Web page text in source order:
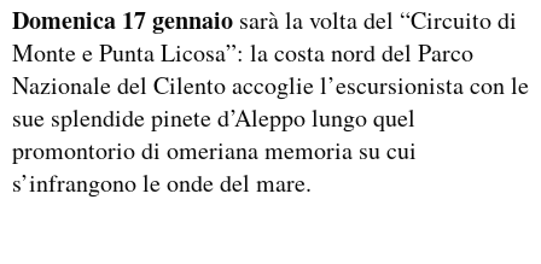
Domenica 17 gennaio sarà la volta del “Circuito di
Monte e Punta Licosa”: la costa nord del Parco
Nazionale del Cilento accoglie l’escursionista con le
sue splendide pinete d’Aleppo lungo quel
promontorio di omeriana memoria su cui
s’infrangono le onde del mare.